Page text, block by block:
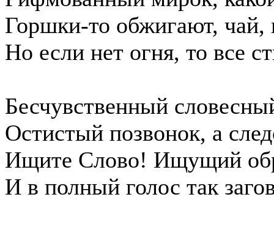
Горшки-то обжигают, чай,
Но если нет огня, то все
Бесчувственный
Остистый позвонок, а
Ищите Слово! Ищущий
И в полный голос так